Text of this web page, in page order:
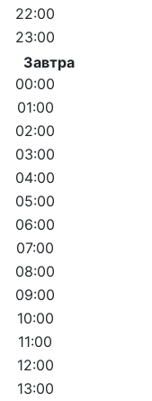
22:00
23:00
Завтра
00:00
01:00
02:00
03:00
04:00
05:00
06:00
07:00
08:00
09:00
10:00
11:00
12:00
13:00